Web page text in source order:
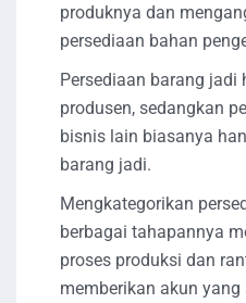
produknya dan
persediaan bahan
Persediaan barang jadi
produsen, sedangkan
bisnis lain biasanya
barang jadi.
Mengkategorikan
berbagai tahapannya
proses produksi dan
memberikan akun